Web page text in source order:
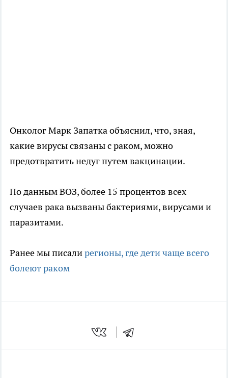
Онколог Марк Запатка объяснил, что, зная,
какие вирусы связаны с раком, можно
предотвратить недуг путем вакцинации.
По данным ВОЗ, более 15 процентов всех
случаев рака вызваны бактериями, вирусами и
паразитами.
Ранее мы писалирегионы, где дети чаще всего
болеют раком